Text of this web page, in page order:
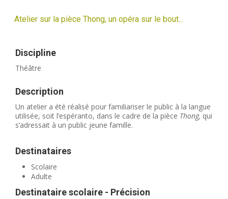
Atelier sur la pièce Thong, un opéra sur le bout...
Discipline
Théâtre
Description
Un atelier a été réalisé pour familiariser le public à la langue
utilisée, soit l’espéranto, dans le cadre de la pièce Thong, qui
s’adressait à un public jeune famille.
Destinataires
Scolaire
Adulte
Destinataire scolaire - Précision